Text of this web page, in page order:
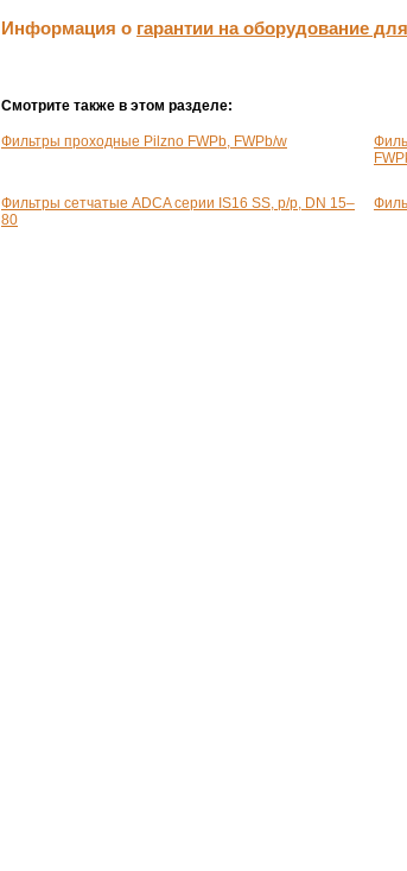
Информация о гарантии на оборудование
Смотрите также в этом разделе:
Фильтры проходные Pilzno FWPb, FWРb/w
Фильтры сетчатые ADCA серии IS16 SS, р/р, DN 15–
80